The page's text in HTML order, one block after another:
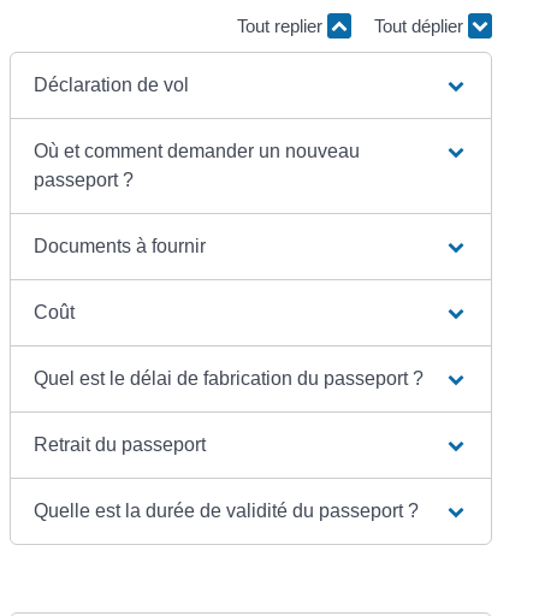
Tout replier
Tout déplier
Déclaration de vol
Où et comment demander un nouveau
passeport ?
Documents à fournir
Coût
Quel est le délai de fabrication du passeport ?
Retrait du passeport
Quelle est la durée de validité du passeport ?